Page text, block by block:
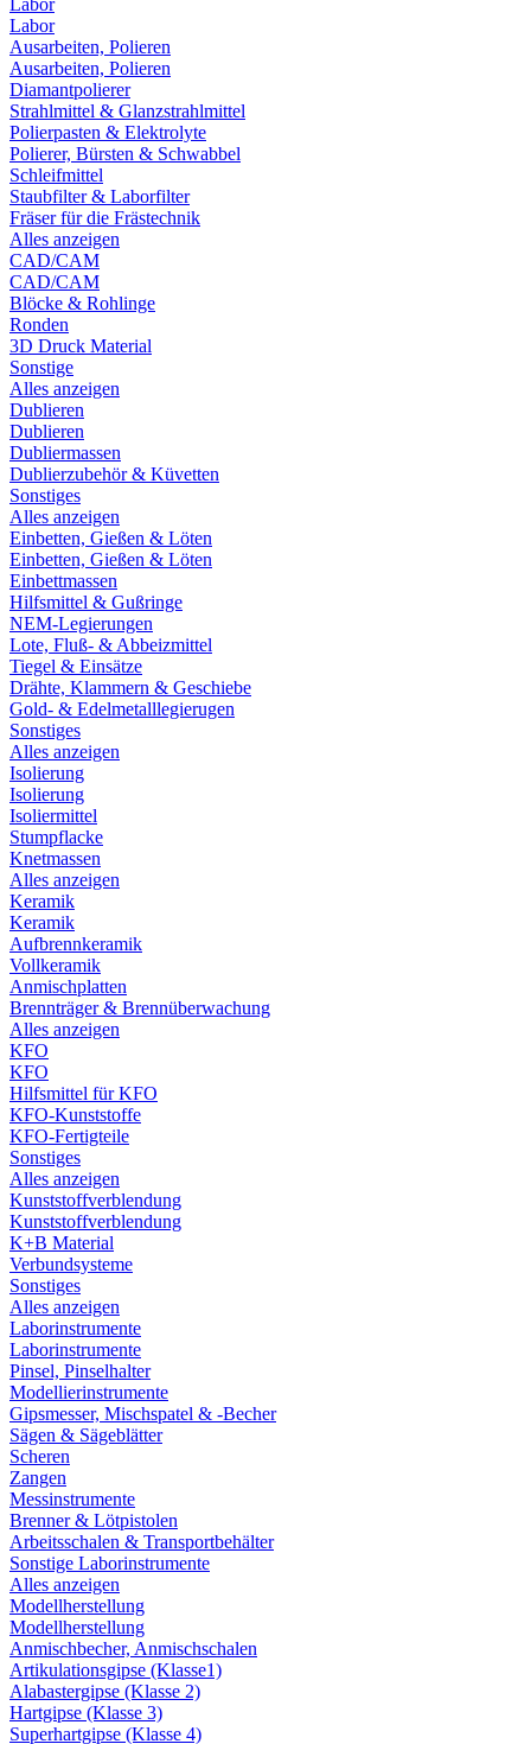
Labor
Labor
Ausarbeiten, Polieren
Ausarbeiten, Polieren
Diamantpolierer
Strahlmittel & Glanzstrahlmittel
Polierpasten & Elektrolyte
Polierer, Bürsten & Schwabbel
Schleifmittel
Staubfilter & Laborfilter
Fräser für die Frästechnik
Alles anzeigen
CAD/CAM
CAD/CAM
Blöcke & Rohlinge
Ronden
3D Druck Material
Sonstige
Alles anzeigen
Dublieren
Dublieren
Dubliermassen
Dublierzubehör & Küvetten
Sonstiges
Alles anzeigen
Einbetten, Gießen & Löten
Einbetten, Gießen & Löten
Einbettmassen
Hilfsmittel & Gußringe
NEM-Legierungen
Lote, Fluß- & Abbeizmittel
Tiegel & Einsätze
Drähte, Klammern & Geschiebe
Gold- & Edelmetalllegierugen
Sonstiges
Alles anzeigen
Isolierung
Isolierung
Isoliermittel
Stumpflacke
Knetmassen
Alles anzeigen
Keramik
Keramik
Aufbrennkeramik
Vollkeramik
Anmischplatten
Brennträger & Brennüberwachung
Alles anzeigen
KFO
KFO
Hilfsmittel für KFO
KFO-Kunststoffe
KFO-Fertigteile
Sonstiges
Alles anzeigen
Kunststoffverblendung
Kunststoffverblendung
K+B Material
Verbundsysteme
Sonstiges
Alles anzeigen
Laborinstrumente
Laborinstrumente
Pinsel, Pinselhalter
Modellierinstrumente
Gipsmesser, Mischspatel & -Becher
Sägen & Sägeblätter
Scheren
Zangen
Messinstrumente
Brenner & Lötpistolen
Arbeitsschalen & Transportbehälter
Sonstige Laborinstrumente
Alles anzeigen
Modellherstellung
Modellherstellung
Anmischbecher, Anmischschalen
Artikulationsgipse (Klasse1)
Alabastergipse (Klasse 2)
Hartgipse (Klasse 3)
Superhartgipse (Klasse 4)